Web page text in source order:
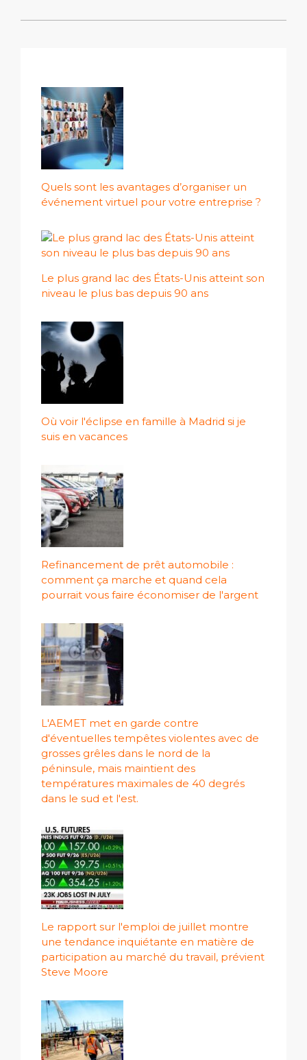
Quels sont les avantages d’organiser un
événement virtuel pour votre entreprise ?
Le plus grand lac des États-Unis atteint son
niveau le plus bas depuis 90 ans
Où voir l'éclipse en famille à Madrid si je
suis en vacances
Refinancement de prêt automobile :
comment ça marche et quand cela
pourrait vous faire économiser de l'argent
L'AEMET met en garde contre
d'éventuelles tempêtes violentes avec de
grosses grêles dans le nord de la
péninsule, mais maintient des
températures maximales de 40 degrés
dans le sud et l'est.
Le rapport sur l'emploi de juillet montre
une tendance inquiétante en matière de
participation au marché du travail, prévient
Steve Moore